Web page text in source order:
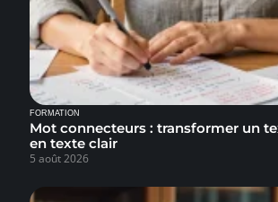
FORMATION
Mot connecteurs : transformer un
en texte clair
5 août 2026